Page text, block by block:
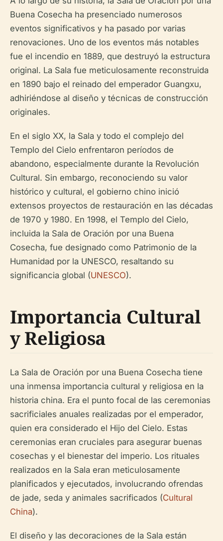
Buena Cosecha ha presenciado numerosos
eventos significativos y ha pasado por varias
renovaciones. Uno de los eventos más notables
fue el incendio en 1889, que destruyó la estructura
original. La Sala fue meticulosamente reconstruida
en 1890 bajo el reinado del emperador Guangxu,
adhiriéndose al diseño y técnicas de construcción
originales.
En el siglo XX, la Sala y todo el complejo del
Templo del Cielo enfrentaron períodos de
abandono, especialmente durante la Revolución
Cultural. Sin embargo, reconociendo su valor
histórico y cultural, el gobierno chino inició
extensos proyectos de restauración en las décadas
de 1970 y 1980. En 1998, el Templo del Cielo,
incluida la Sala de Oración por una Buena
Cosecha, fue designado como Patrimonio de la
Humanidad por la UNESCO, resaltando su
significancia global (UNESCO).
Importancia Cultural
y Religiosa
La Sala de Oración por una Buena Cosecha tiene
una inmensa importancia cultural y religiosa en la
historia china. Era el punto focal de las ceremonias
sacrificiales anuales realizadas por el emperador,
quien era considerado el Hijo del Cielo. Estas
ceremonias eran cruciales para asegurar buenas
cosechas y el bienestar del imperio. Los rituales
realizados en la Sala eran meticulosamente
planificados y ejecutados, involucrando ofrendas
de jade, seda y animales sacrificados (Cultural
China).
El diseño y las decoraciones de la Sala están